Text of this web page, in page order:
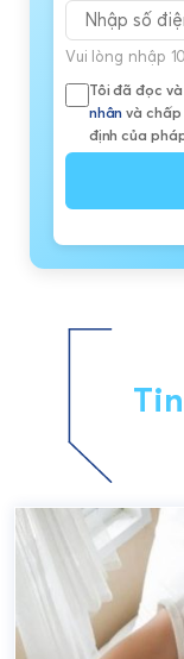
Vui lòng nhập
Tôi đã đọc
nhân và
định của